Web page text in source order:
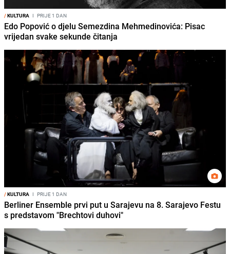
/KULTURA I PRIJE 1 DAN
Edo Popović o djelu Semezdina Mehmedinovića: Pisac
vrijedan svake sekunde čitanja
/KULTURA I PRIJE 1 DAN
Berliner Ensemble prvi put u Sarajevu na 8. Sarajevo Festu
s predstavom "Brechtovi duhovi"